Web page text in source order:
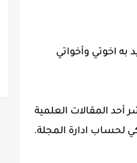
به اخوتي وأخواتي
المقالات العلمية